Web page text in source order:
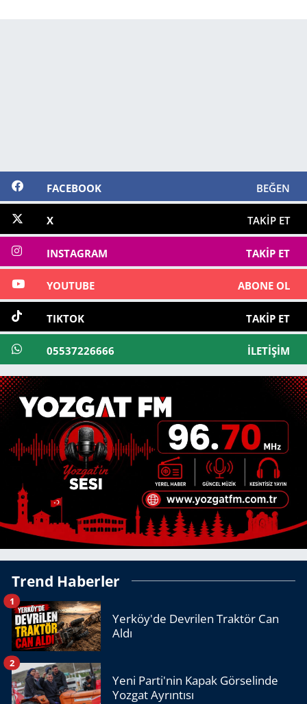
FACEBOOK BEĞEN
X TAKIP ET
INSTAGRAM TAKIP ET
YOUTUBE ABONE OL
TIKTOK TAKIP ET
05537226666 İLETIŞIM
Trend Haberler
Yerköy'de Devrilen Traktör Can
Aldı
1
Yeni Parti'nin Kapak Görselinde
Yozgat Ayrıntısı
2